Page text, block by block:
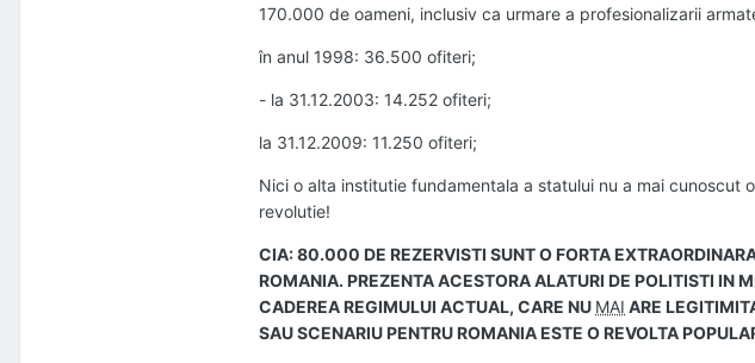
170.000 de oameni, inclusiv ca urmare a profesionalizarii
în anul 1998: 36.500 ofiteri;
- la 31.12.2003: 14.252 ofiteri;
la 31.12.2009: 11.250 ofiteri;
Nici o alta institutie fundamentala a statului nu a mai cunoscut
revolutie!
CIA: 80.000 DE REZERVISTI SUNT O FORTA
ROMANIA. PREZENTA ACESTORA ALATURI DE POLITISTI IN
CADEREA REGIMULUI ACTUAL, CARE NU MAI ARE
SAU SCENARIU PENTRU ROMANIA ESTE O REVOLTA